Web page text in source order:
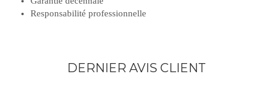
Responsabilité professionnelle
DERNIER AVIS CLIENT